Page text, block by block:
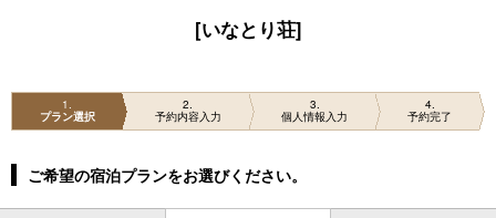
[いなとり荘]
1
プラン選択
2
予約内容入力
3
個人情報入力
4
予約完了
ご希望の宿泊プランをお選びください。